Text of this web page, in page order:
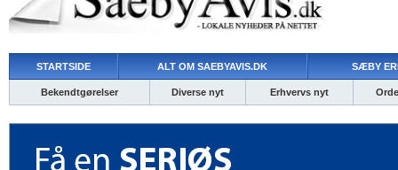
STARTSIDE ALT OM SAEBYAVIS.DK SÆBY
Bekendtgørelser Diverse nyt Erhvervs nyt